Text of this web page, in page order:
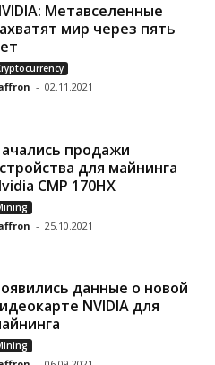
Метавселенные
мир через пять
- 02.11.2021
продажи
для майнинга
CMP 170HX
- 25.10.2021
данные о новой
NVIDIA для